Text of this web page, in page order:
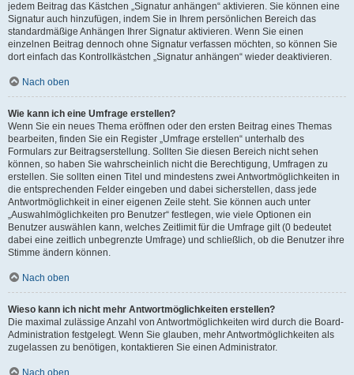
jedem Beitrag das Kästchen „Signatur anhängen“ aktivieren. Sie können eine
Signatur auch hinzufügen, indem Sie in Ihrem persönlichen Bereich das
standardmäßige Anhängen Ihrer Signatur aktivieren. Wenn Sie einen
einzelnen Beitrag dennoch ohne Signatur verfassen möchten, so können Sie
dort einfach das Kontrollkästchen „Signatur anhängen“ wieder deaktivieren.
Nach oben
Wie kann ich eine Umfrage erstellen?
Wenn Sie ein neues Thema eröffnen oder den ersten Beitrag eines Themas
bearbeiten, finden Sie ein Register „Umfrage erstellen“ unterhalb des
Formulars zur Beitragserstellung. Sollten Sie diesen Bereich nicht sehen
können, so haben Sie wahrscheinlich nicht die Berechtigung, Umfragen zu
erstellen. Sie sollten einen Titel und mindestens zwei Antwortmöglichkeiten in
die entsprechenden Felder eingeben und dabei sicherstellen, dass jede
Antwortmöglichkeit in einer eigenen Zeile steht. Sie können auch unter
„Auswahlmöglichkeiten pro Benutzer“ festlegen, wie viele Optionen ein
Benutzer auswählen kann, welches Zeitlimit für die Umfrage gilt (0 bedeutet
dabei eine zeitlich unbegrenzte Umfrage) und schließlich, ob die Benutzer ihre
Stimme ändern können.
Nach oben
Wieso kann ich nicht mehr Antwortmöglichkeiten erstellen?
Die maximal zulässige Anzahl von Antwortmöglichkeiten wird durch die Board-
Administration festgelegt. Wenn Sie glauben, mehr Antwortmöglichkeiten als
zugelassen zu benötigen, kontaktieren Sie einen Administrator.
Nach oben